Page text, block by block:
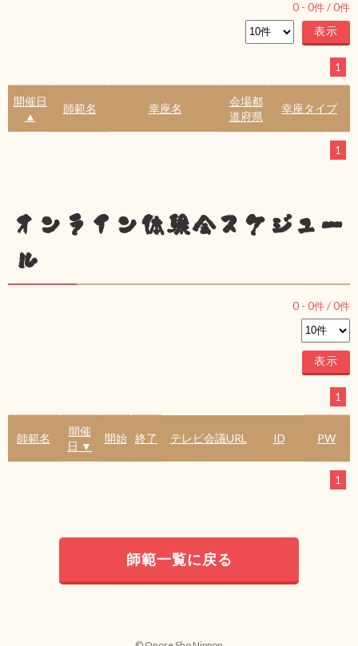
0 - 0件 /0件
1
開催日
▲
師範名 幸座名
会場都
道府県
幸座タイプ
1
オンライン体験会スケジュー
ル
0 - 0件 /0件
1
師範名
開催
日 ▼
開始 終了 テレビ会議URL ID PW
1
師範一覧に戻る